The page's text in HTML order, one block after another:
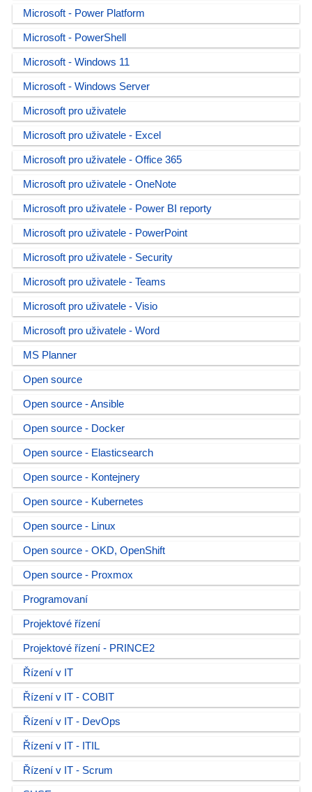
Microsoft - Power Platform
Microsoft - PowerShell
Microsoft - Windows 11
Microsoft - Windows Server
Microsoft pro uživatele
Microsoft pro uživatele - Excel
Microsoft pro uživatele - Office 365
Microsoft pro uživatele - OneNote
Microsoft pro uživatele - Power BI reporty
Microsoft pro uživatele - PowerPoint
Microsoft pro uživatele - Security
Microsoft pro uživatele - Teams
Microsoft pro uživatele - Visio
Microsoft pro uživatele - Word
MS Planner
Open source
Open source - Ansible
Open source - Docker
Open source - Elasticsearch
Open source - Kontejnery
Open source - Kubernetes
Open source - Linux
Open source - OKD, OpenShift
Open source - Proxmox
Programovaní
Projektové řízení
Projektové řízení - PRINCE2
Řízení v IT
Řízení v IT - COBIT
Řízení v IT - DevOps
Řízení v IT - ITIL
Řízení v IT - Scrum